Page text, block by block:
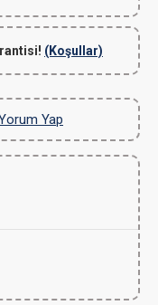
(Koşullar)
Yap